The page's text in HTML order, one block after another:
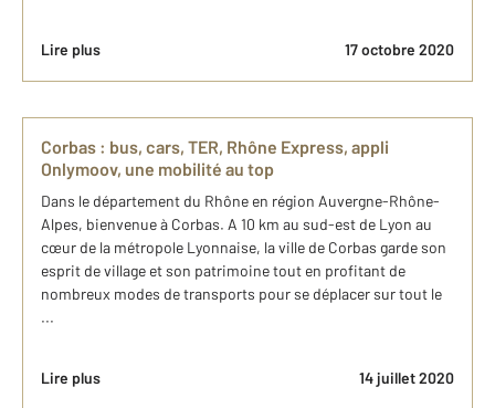
Lire plus 17 octobre 2020
Corbas : bus, cars, TER, Rhône Express, appli
Onlymoov, une mobilité au top
Dans le département du Rhône en région Auvergne-Rhône-
Alpes, bienvenue à Corbas. A 10 km au sud-est de Lyon au
cœur de la métropole Lyonnaise, la ville de Corbas garde son
esprit de village et son patrimoine tout en profitant de
nombreux modes de transports pour se déplacer sur tout le
...
Lire plus 14 juillet 2020